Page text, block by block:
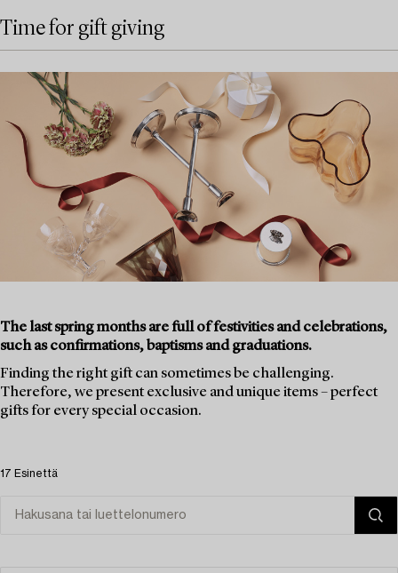
Time for gift giving
The last spring months are full of festivities and celebrations,
such as confirmations, baptisms and graduations.
Finding the right gift can sometimes be challenging.
Therefore, we present exclusive and unique items – perfect
gifts for every special occasion.
17 Esinettä